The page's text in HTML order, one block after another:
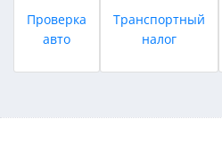
Проверка
авто
Транспортный
налог